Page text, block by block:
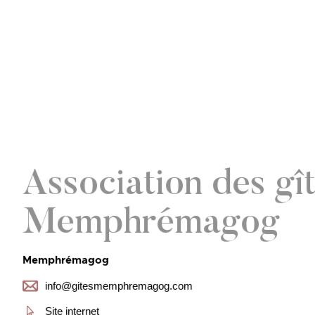
Association des
Memphrémagog
Memphrémagog
info@gitesmemphremagog.com
Site internet